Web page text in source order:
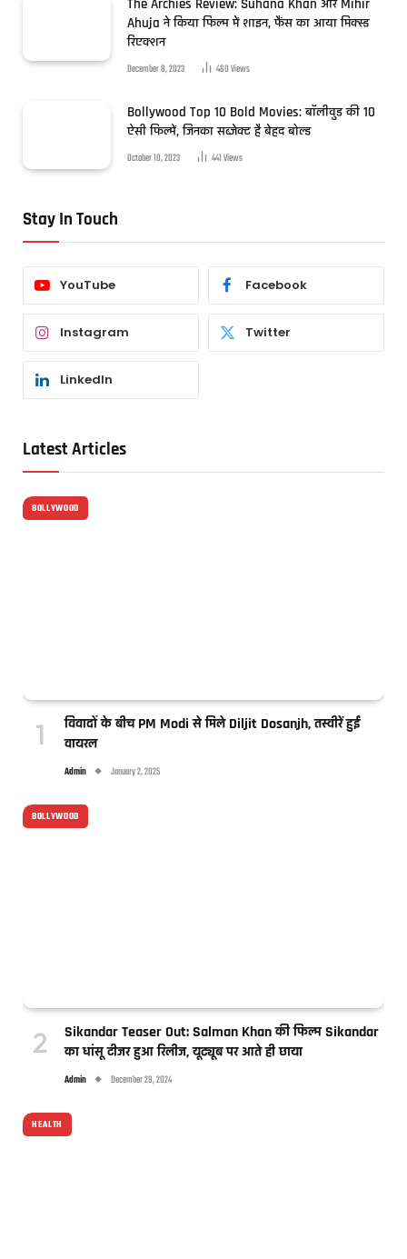
The Archies Review: Suhana Khan और Mihir
Ahuja ने किया फिल्म में शाइन, फैंस का आया मिक्स्ड
रिएक्शन
December 8, 2023 460Views
Bollywood Top 10 Bold Movies: बॉलीवुड की 10
ऐसी फिल्में, जिनका सब्जेक्ट है बेहद बोल्ड
October 10, 2023 441Views
Stay In Touch
YouTube Facebook
Instagram Twitter
LinkedIn
Latest Articles
BOLLYWOOD
विवादों के बीच PM Modi से मिले Diljit Dosanjh, तस्वीरें हुईं
वायरल
Admin January 2, 2025
BOLLYWOOD
Sikandar Teaser Out: Salman Khan की फिल्म Sikandar
का धांसू टीजर हुआ रिलीज, यूट्यूब पर आते ही छाया
Admin December 29, 2024
HEALTH